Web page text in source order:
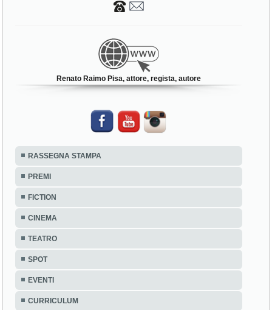
Renato Raimo Pisa, attore, regista, autore
RASSEGNA STAMPA
PREMI
FICTION
CINEMA
TEATRO
SPOT
EVENTI
CURRICULUM